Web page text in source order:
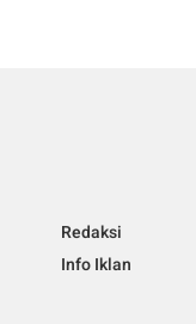
Redaksi
Info Iklan